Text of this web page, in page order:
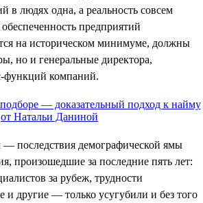
в людях одна, а реальность совсем
предприятий
на историческом минимуме, должны
но и генеральные директора,
функций компаний.
— последствия демографической ямы
произошедшие за последние пять лет:
за рубеж, трудности
и другие — только усугубили и без того